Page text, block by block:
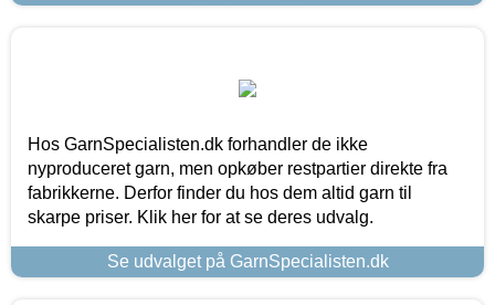
Hos GarnSpecialisten.dk forhandler de ikke
nyproduceret garn, men opkøber restpartier direkte fra
fabrikkerne. Derfor finder du hos dem altid garn til
skarpe priser. Klik her for at se deres udvalg.
Se udvalget på GarnSpecialisten.dk